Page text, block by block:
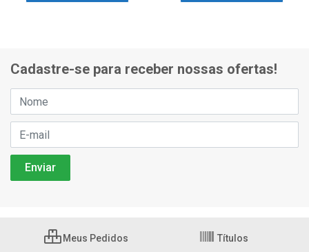
Cadastre-se para receber nossas ofertas!
Meus Pedidos Títulos